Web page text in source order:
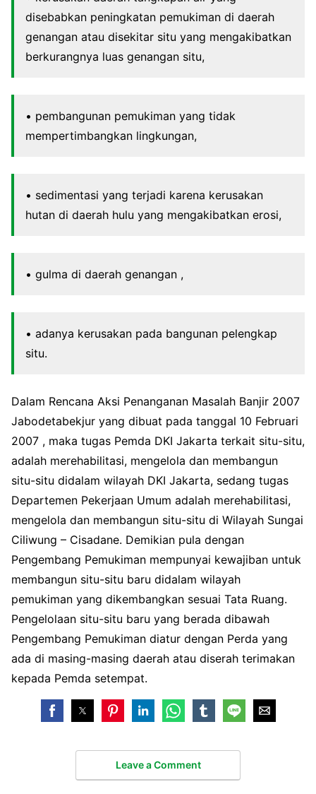
disebabkan peningkatan pemukiman di daerah
genangan atau disekitar situ yang mengakibatkan
berkurangnya luas genangan situ,
• pembangunan pemukiman yang tidak
mempertimbangkan lingkungan,
• sedimentasi yang terjadi karena kerusakan
hutan di daerah hulu yang mengakibatkan erosi,
• gulma di daerah genangan ,
• adanya kerusakan pada bangunan pelengkap
situ.
Dalam Rencana Aksi Penanganan Masalah Banjir 2007
Jabodetabekjur yang dibuat pada tanggal 10 Februari
2007 , maka tugas Pemda DKI Jakarta terkait situ-situ,
adalah merehabilitasi, mengelola dan membangun
situ-situ didalam wilayah DKI Jakarta, sedang tugas
Departemen Pekerjaan Umum adalah merehabilitasi,
mengelola dan membangun situ-situ di Wilayah Sungai
Ciliwung – Cisadane. Demikian pula dengan
Pengembang Pemukiman mempunyai kewajiban untuk
membangun situ-situ baru didalam wilayah
pemukiman yang dikembangkan sesuai Tata Ruang.
Pengelolaan situ-situ baru yang berada dibawah
Pengembang Pemukiman diatur dengan Perda yang
ada di masing-masing daerah atau diserah terimakan
kepada Pemda setempat.
Leave a Comment